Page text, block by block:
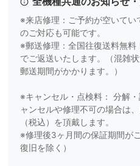
※来店修理：ご予約が空いてい
のご対応も可能です。
※郵送修理：全国往復送料無料
でご返送いたします。（混雑
郵送期間がかかります。）
※キャンセル・点検料： 分解
ャンセルや修理不可の場合は
（税込）を頂戴します。
※修理後3ヶ月間の保証期間が
復旧を除く）